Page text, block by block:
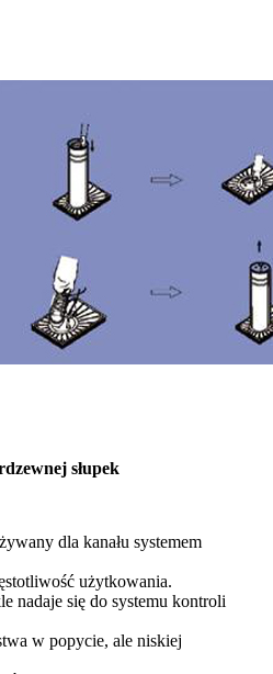
słupek
dla kanału systemem
użytkowania.
nadaje się do systemu kontroli
w popycie, ale niskiej